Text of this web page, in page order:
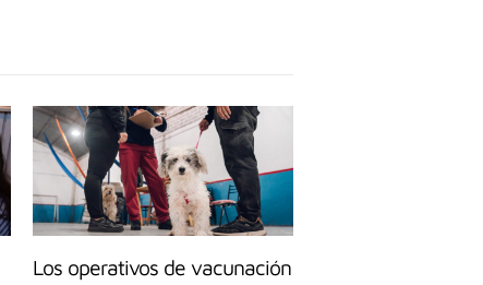
Los operativos de vacunación